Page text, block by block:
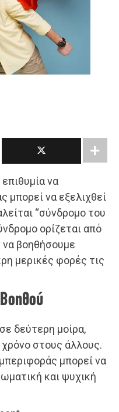
να
μπορεί να εξελιχθεί
“σύνδρομο του
ορίζεται από
βοηθήσουμε
μερικές φορές τις
δεύτερη μοίρα,
στους άλλους.
μπορεί να
και ψυχική